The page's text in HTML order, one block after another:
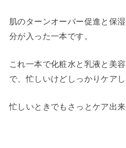
肌のターンオーバー促進と保
分が入った一本です。
これ一本で化粧水と乳液と美
で、忙しいけどしっかりケア
忙しいときでもさっとケア出